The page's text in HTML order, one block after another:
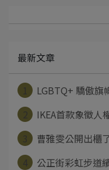
最新文章
LGBTQ+ 驕傲旗
IKEA首款象徵人
曹雅雯公開出
公正街彩虹步道